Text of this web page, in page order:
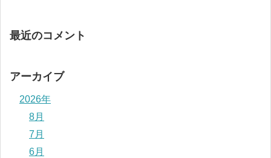
最近のコメント
アーカイブ
2026年
8月
7月
6月